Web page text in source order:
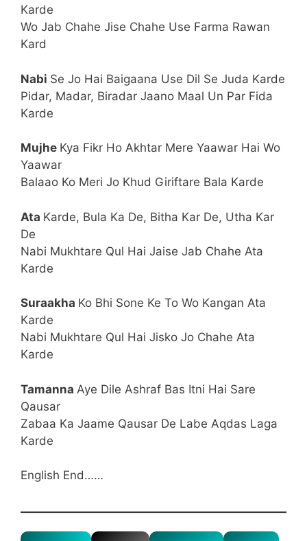
Karde
Wo Jab Chahe Jise Chahe Use Farma Rawan
Kard
Nabi Se Jo Hai Baigaana Use Dil Se Juda Karde
Pidar, Madar, Biradar Jaano Maal Un Par Fida
Karde
Mujhe Kya Fikr Ho Akhtar Mere Yaawar Hai Wo
Yaawar
Balaao Ko Meri Jo Khud Giriftare Bala Karde
Ata Karde, Bula Ka De, Bitha Kar De, Utha Kar
De
Nabi Mukhtare Qul Hai Jaise Jab Chahe Ata
Karde
Suraakha Ko Bhi Sone Ke To Wo Kangan Ata
Karde
Nabi Mukhtare Qul Hai Jisko Jo Chahe Ata
Karde
Tamanna Aye Dile Ashraf Bas Itni Hai Sare
Qausar
Zabaa Ka Jaame Qausar De Labe Aqdas Laga
Karde
English End……